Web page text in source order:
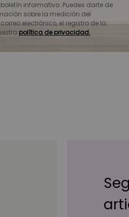
informativo. Puedes darte de
sobre la medición del
electrónico, el registro de la
política de privacidad.